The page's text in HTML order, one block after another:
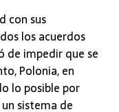
con sus
los acuerdos
de impedir que se
Polonia, en
lo posible por
sistema de